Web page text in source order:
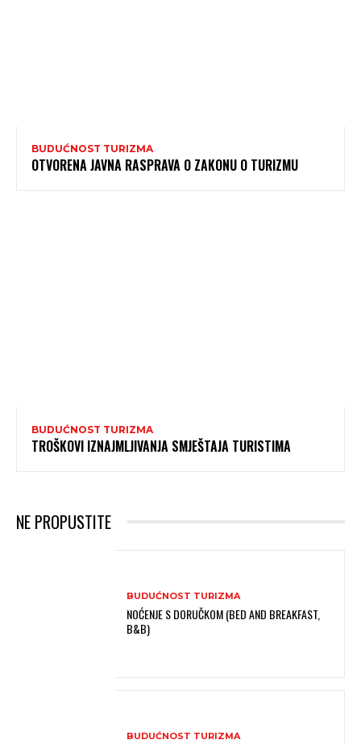
BUDUĆNOST TURIZMA
OTVORENA JAVNA RASPRAVA O ZAKONU O TURIZMU
BUDUĆNOST TURIZMA
TROŠKOVI IZNAJMLJIVANJA SMJEŠTAJA TURISTIMA
NE PROPUSTITE
BUDUĆNOST TURIZMA
NOĆENJE S DORUČKOM (BED AND BREAKFAST,
B&B)
BUDUĆNOST TURIZMA